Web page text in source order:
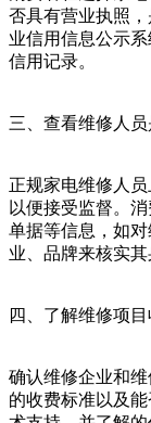
否具有营业执照
业信用信息公示
信用记录。
三、查看维修人
正规家电维修人
以便接受监督。
单据等信息，如
业、品牌来核实其
四、了解维修项
确认维修企业和
的收费标准以及